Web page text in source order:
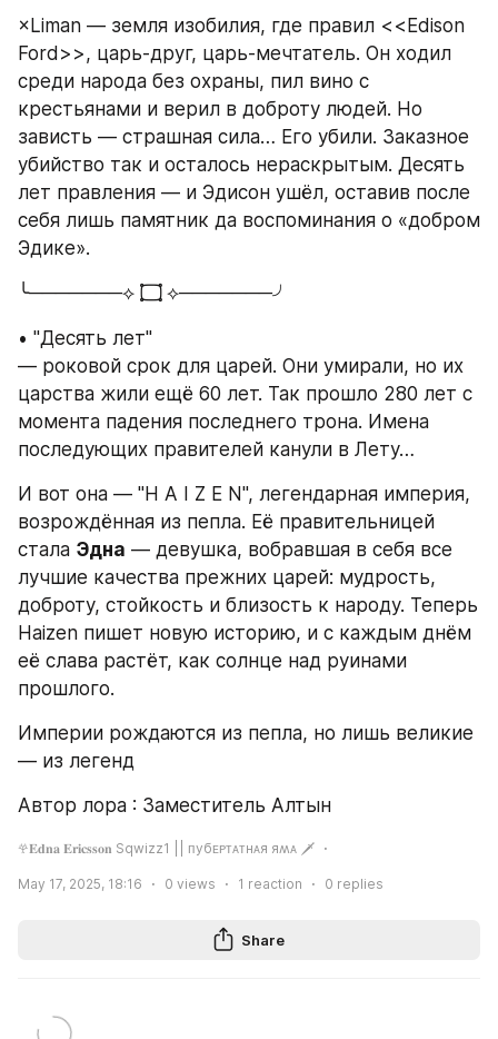
×Liman — земля изобилия, где правил <<Edison
Ford>>, царь-друг, царь-мечтатель. Он ходил
среди народа без охраны, пил вино с
крестьянами и верил в доброту людей. Но
зависть — страшная сила… Его убили. Заказное
убийство так и осталось нераскрытым. Десять
лет правления — и Эдисон ушёл, оставив после
себя лишь памятник да воспоминания о «добром
Эдике».
╰───────⟡ ۝ ⟡───────╯
• "Десять лет"
— роковой срок для царей. Они умирали, но их
царства жили ещё 60 лет. Так прошло 280 лет с
момента падения последнего трона. Имена
последующих правителей канули в Лету…
И вот она — "H A I Z E N", легендарная империя,
возрождённая из пепла. Её правительницей
стала Эдна — девушка, вобравшая в себя все
лучшие качества прежних царей: мудрость,
доброту, стойкость и близость к народу. Теперь
Haizen пишет новую историю, и с каждым днём
её слава растёт, как солнце над руинами
прошлого.
Империи рождаются из пепла, но лишь великие
— из легенд
Автор лора : Заместитель Алтын
𖣂𝐄𝐝𝐧𝐚 𝐄𝐫𝐢𝐜𝐬𝐬𝐨𝐧 Sqwizz1 || ᴨубᴇᴩᴛᴀᴛнᴀя яʍᴀ 🗡
May 17, 2025, 18:16 0 views 1 reaction 0 replies
Share